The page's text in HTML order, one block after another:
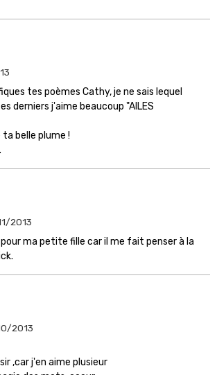
tes poèmes Cathy, je ne sais lequel
derniers j'aime beaucoup "AILES
belle plume !
2013
ma petite fille car il me fait penser à la
2013
,car j'en aime plusieur